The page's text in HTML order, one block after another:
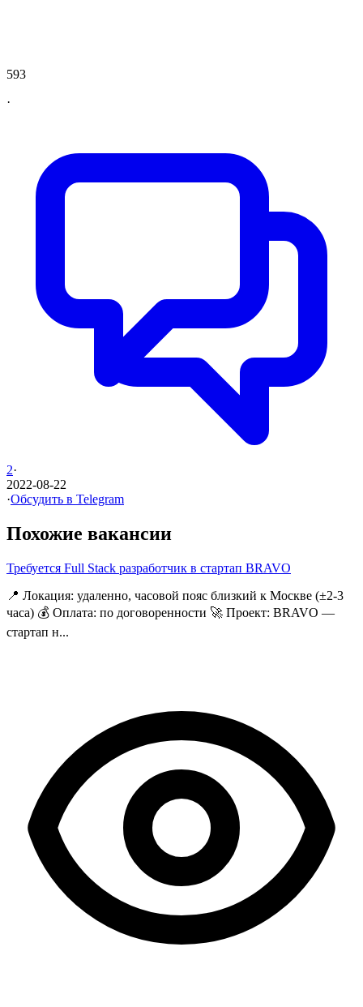
593
·
2·
2022-08-22
·Обсудить в Telegram
Похожие вакансии
Требуется Full Stack разработчик в стартап BRAVO
📍 Локация: удаленно, часовой пояс близкий к Москве (±2-3
часа) 💰 Оплата: по договоренности 🚀 Проект: BRAVO —
стартап н...